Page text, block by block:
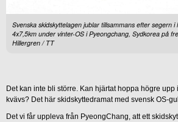
Svenska skidskyttelagen jublar tillsammans efter segern
4x7,5km under vinter-OS i Pyeongchang, Sydkorea på
Hillergren / TT
Det kan inte bli större. Kan hjärtat hoppa högre upp
kvävs? Det här skidskyttedramat med svensk OS-
Det vi får uppleva från PyeongChang, att ett